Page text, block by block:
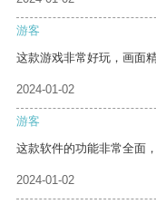
游客
这款游戏非常好玩，画面
2024-01-02
游客
这款软件的功能非常全面
2024-01-02